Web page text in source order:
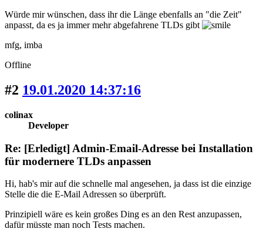
Würde mir wünschen, dass ihr die Länge ebenfalls an "die Zeit"
anpasst, da es ja immer mehr abgefahrene TLDs gibt
mfg, imba
Offline
#2 19.01.2020 14:37:16
colinax
Developer
Re: [Erledigt] Admin-Email-Adresse bei Installation
für modernere TLDs anpassen
Hi, hab's mir auf die schnelle mal angesehen, ja dass ist die einzige
Stelle die die E-Mail Adressen so überprüft.
Prinzipiell wäre es kein großes Ding es an den Rest anzupassen,
dafür müsste man noch Tests machen.